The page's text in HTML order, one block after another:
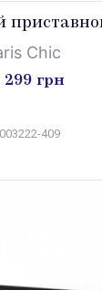
Chic
299 грн
409